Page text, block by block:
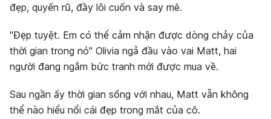
đẹp, quyến rũ, đầy lôi cuốn và say mê.
"Đẹp tuyệt. Em có thể cảm nhận được dòng chảy của
thời gian trong nó" Olivia ngả đầu vào vai Matt, hai
người đang ngắm bức tranh mới được mua về.
Sau ngần ấy thời gian sống với nhau, Matt vẫn không
thể nào hiểu nổi cái đẹp trong mắt của cô.